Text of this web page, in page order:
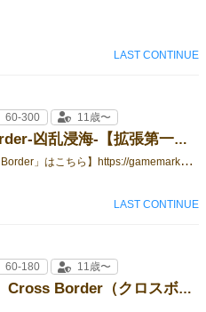
LAST CONTINUE
[Cross Border-凶乱浸海-【拡張第一弾】]
【
本体「Cross Border」はこちら】https://gamemarket.jp/game/179600
60-300 11歳〜
LAST CONTINUE
[【新装版】Cross Border（クロスボーダー）]
60-180 11歳〜